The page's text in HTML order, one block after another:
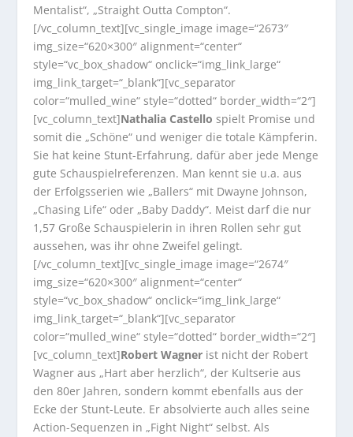
Mentalist“, „Straight Outta Compton“.
[/vc_column_text][vc_single_image image=“2673″
img_size=“620×300″ alignment=“center“
style=“vc_box_shadow“ onclick=“img_link_large“
img_link_target=“_blank“][vc_separator
color=“mulled_wine“ style=“dotted“ border_width=“2″]
[vc_column_text]Nathalia Castello spielt Promise und
somit die „Schöne“ und weniger die totale Kämpferin.
Sie hat keine Stunt-Erfahrung, dafür aber jede Menge
gute Schauspielreferenzen. Man kennt sie u.a. aus
der Erfolgsserien wie „Ballers“ mit Dwayne Johnson,
„Chasing Life“ oder „Baby Daddy“. Meist darf die nur
1,57 Große Schauspielerin in ihren Rollen sehr gut
aussehen, was ihr ohne Zweifel gelingt.
[/vc_column_text][vc_single_image image=“2674″
img_size=“620×300″ alignment=“center“
style=“vc_box_shadow“ onclick=“img_link_large“
img_link_target=“_blank“][vc_separator
color=“mulled_wine“ style=“dotted“ border_width=“2″]
[vc_column_text]Robert Wagner ist nicht der Robert
Wagner aus „Hart aber herzlich“, der Kultserie aus
den 80er Jahren, sondern kommt ebenfalls aus der
Ecke der Stunt-Leute. Er absolvierte auch alles seine
Action-Sequenzen in „Fight Night“ selbst. Als